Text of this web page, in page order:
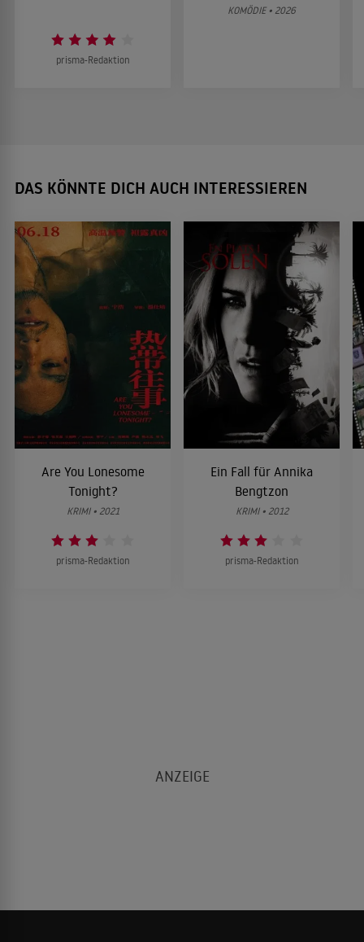
prisma-Redaktion
KOMÖDIE • 2026
DAS KÖNNTE DICH AUCH INTERESSIEREN
Are You Lonesome
Tonight?
KRIMI • 2021
prisma-Redaktion
Ein Fall für Annika
Bengtzon
KRIMI • 2012
prisma-Redaktion